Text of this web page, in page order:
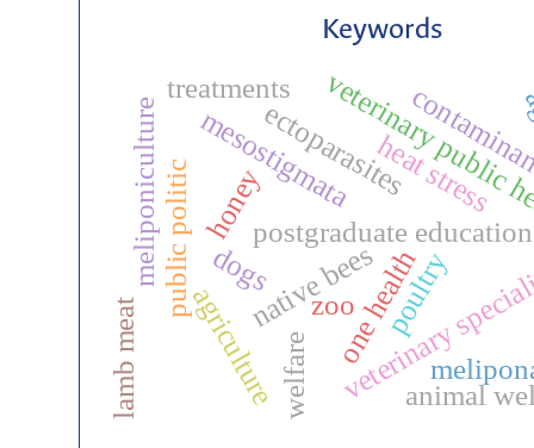
Keywords
veterinary
postgraduate education
one health
veterinary
native bees
agriculture
public politic
meliponiculture ectoparasites
mesostigmata
zoo
honey
welfare
poultry
lamb meat animal
heat stress
dogs
treatments